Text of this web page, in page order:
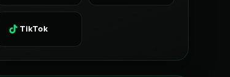
TikTok